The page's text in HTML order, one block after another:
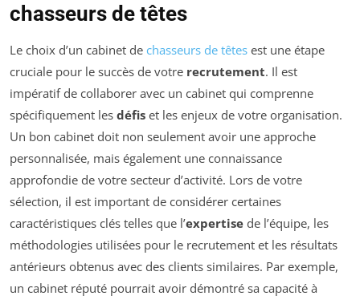
chasseurs de têtes
Le choix d’un cabinet de chasseurs de têtes est une étape
cruciale pour le succès de votre recrutement. Il est
impératif de collaborer avec un cabinet qui comprenne
spécifiquement les défis et les enjeux de votre organisation.
Un bon cabinet doit non seulement avoir une approche
personnalisée, mais également une connaissance
approfondie de votre secteur d’activité. Lors de votre
sélection, il est important de considérer certaines
caractéristiques clés telles que l’expertise de l’équipe, les
méthodologies utilisées pour le recrutement et les résultats
antérieurs obtenus avec des clients similaires. Par exemple,
un cabinet réputé pourrait avoir démontré sa capacité à